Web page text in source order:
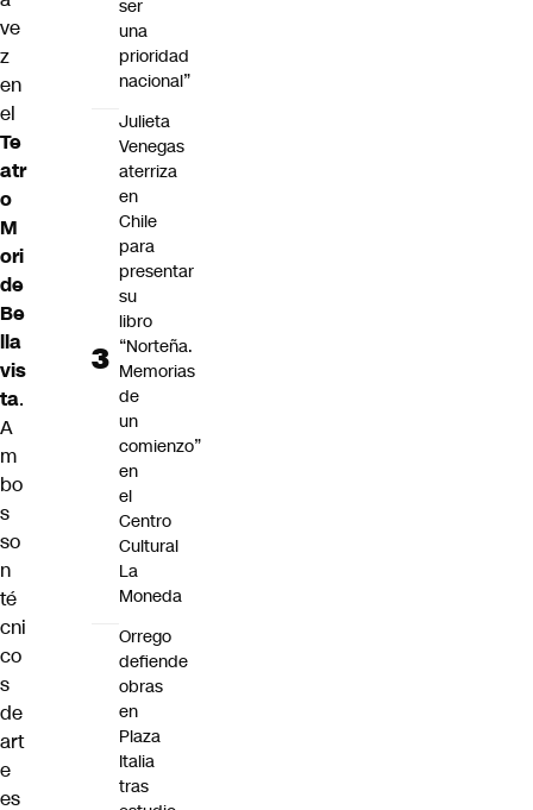
ve
z
en
el
Te
atr
o
M
ori
de
Be
lla
vis
ta.
A
m
bo
s
so
n
té
cni
co
s
de
art
e
es
ser
una
prioridad
nacional”
Julieta
Venegas
aterriza
en
Chile
para
presentar
su
libro
“Norteña.
Memorias
de
un
comienzo”
en
el
Centro
Cultural
La
Moneda
Orrego
defiende
obras
en
Plaza
Italia
tras